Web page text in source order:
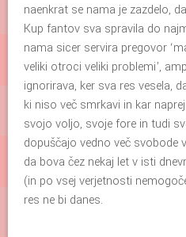
naenkrat se nama je zazdelo,
Kup fantov sva spravila do
nama sicer servira pregovor
veliki otroci veliki problemi’,
ignorirava, ker sva res vesela,
ki niso več smrkavi in kar
svojo voljo, svoje fore in tudi
dopuščajo vedno več svobode
da bova čez nekaj let v isti
(in po vsej verjetnosti
res ne bi danes.